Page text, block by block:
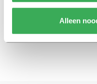
Alleen
10
1 2